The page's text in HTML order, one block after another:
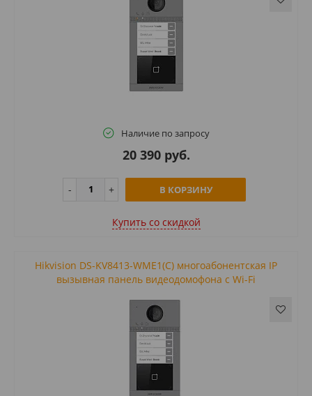
Наличие по запросу
20 390 руб.
В КОРЗИНУ
Купить cо скидкой
Hikvision DS-KV8413-WME1(С) многоабонентская IP
вызывная панель видеодомофона с Wi-Fi